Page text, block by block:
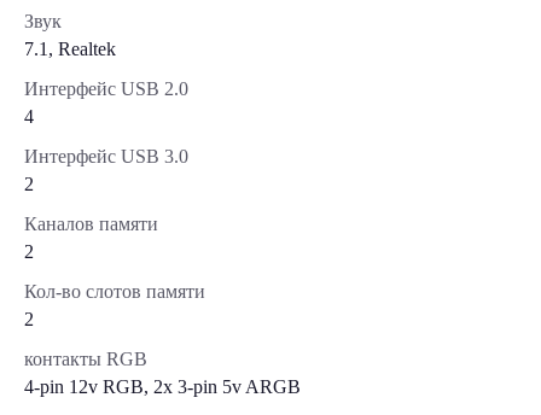
Звук
7.1, Realtek
Интерфейс USB 2.0
4
Интерфейс USB 3.0
2
Каналов памяти
2
Кол-во слотов памяти
2
контакты RGB
4-pin 12v RGB, 2x 3-pin 5v ARGB